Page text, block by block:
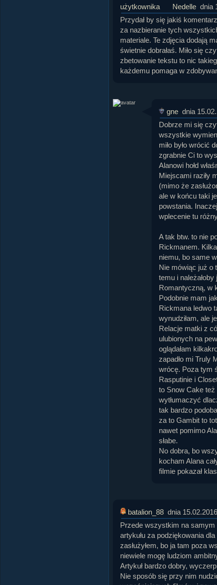
Nedelle dnia
Przydał by się jakiś
za nazbieranie tych
materiale. Te zdjęcia dodają
świetnie dobrałaś. Miło się
zbetowanie tekstu to nic
każdemu pomaga w
gne dnia
Dobrze mi się
wszystkie
miło było wrócić
zgrabnie Ci to
Alanowi hołd
Miejscami raziły
(mimo że
ale w końcu taki
powstania.
wplecenie tu
A tak btw. to nie
Rickmanem.
niemu, bo same
Nie mówiąc już o
temu i
Romantyczną, w
Podobnie mam
Rickmana ledwo
wynudziłam, ale
Relacje matki z
ulubionych na
oglądałam
zapadło mi Truly
wrócę. Poza tym
Rasputinie i
to Snow Cake też
wytłumaczyć
tak bardzo
za to Gambit to
nawet pomimo
słabe.
No dobra, bo
kocham Alana
filmie pokazał
batalion_88 dnia
Przede wszystkim na
artykułu za podziękowania
zasłużyłem, bo ja tam poza
niewiele mogę ludziom
Artykuł bardzo dobry,
Nie sposób się przy nim